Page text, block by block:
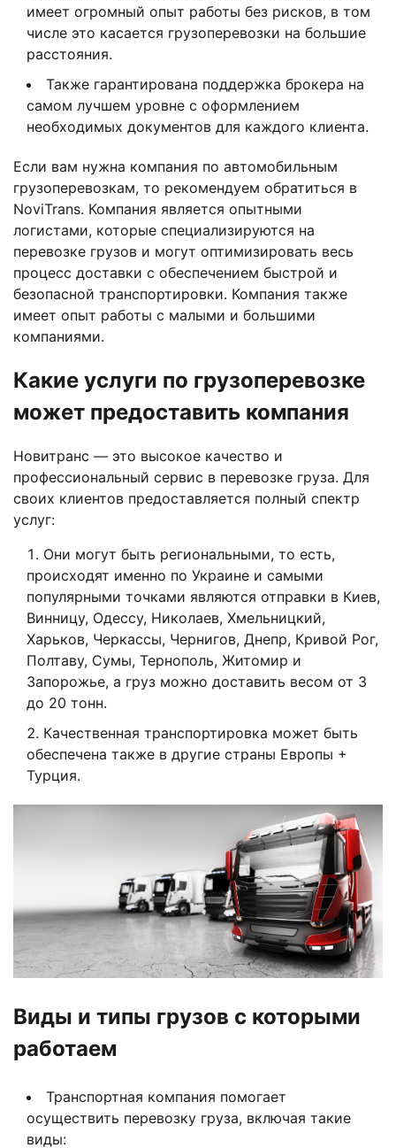
имеет огромный опыт работы без рисков, в том
числе это касается грузоперевозки на большие
расстояния.
Также гарантирована поддержка брокера на
самом лучшем уровне с оформлением
необходимых документов для каждого клиента.
Если вам нужна компания по автомобильным
грузоперевозкам, то рекомендуем обратиться в
NoviTrans. Компания является опытными
логистами, которые специализируются на
перевозке грузов и могут оптимизировать весь
процесс доставки с обеспечением быстрой и
безопасной транспортировки. Компания также
имеет опыт работы с малыми и большими
компаниями.
Какие услуги по грузоперевозке
может предоставить компания
Новитранс — это высокое качество и
профессиональный сервис в перевозке груза. Для
своих клиентов предоставляется полный спектр
услуг:
Они могут быть региональными, то есть,
происходят именно по Украине и самыми
популярными точками являются отправки в Киев,
Винницу, Одессу, Николаев, Хмельницкий,
Харьков, Черкассы, Чернигов, Днепр, Кривой Рог,
Полтаву, Сумы, Тернополь, Житомир и
Запорожье, а груз можно доставить весом от 3
до 20 тонн.
Качественная транспортировка может быть
обеспечена также в другие страны Европы +
Турция.
Виды и типы грузов с которыми
работаем
Транспортная компания помогает
осуществить перевозку груза, включая такие
виды: